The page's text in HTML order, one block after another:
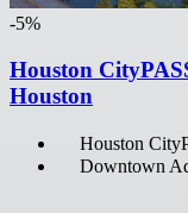
-5%
Houston
Houston
Houston
Downtown